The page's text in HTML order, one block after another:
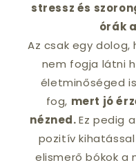
stressz és
órák
Az csak egy dolog,
nem fogja látni
életminőséged
fog, mert jó
nézned.Ez pedig
pozitív
elismerő bókok a